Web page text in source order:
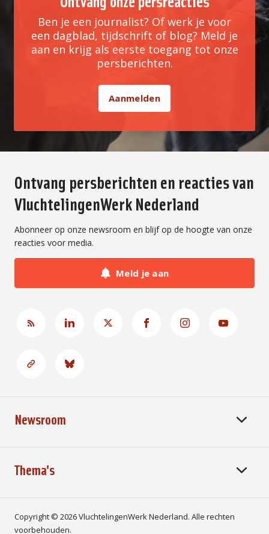
Ben je een journalist? Of werk je voor
een dagblad, tijdschrift of blog? Meld je
aan en krijg als eerste toegang tot onze
persberichten.
Aanmelden
Ontvang persberichten en reacties van
VluchtelingenWerk Nederland
Abonneer op onze newsroom en blijf op de hoogte van onze
reacties voor media.
Meld je aan
Newsroom
Thema's
Copyright © 2026 VluchtelingenWerk Nederland. Alle rechten
voorbehouden.